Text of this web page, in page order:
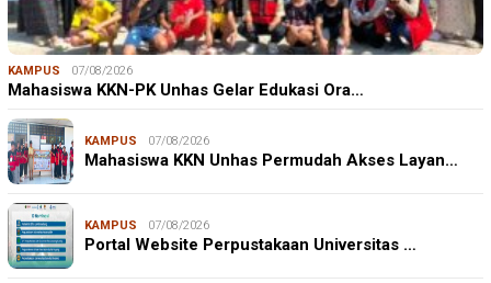
KAMPUS 07/08/2026
Mahasiswa KKN-PK Unhas Gelar Edukasi Ora…
KAMPUS 07/08/2026
Mahasiswa KKN Unhas Permudah Akses Layan…
KAMPUS 07/08/2026
Portal Website Perpustakaan Universitas …